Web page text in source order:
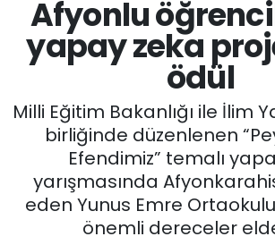
Afyonlu
yapay zeka
ödül
Milli Eğitim Bakanlığı ile İlim
birliğinde düzenlenen
Efendimiz” temalı
yarışmasında
eden Yunus Emre
önemli dereceler
ASAYİŞ
GÜNCEL
SİYASET
EĞİTİM
MAGAZİN
Trafik Durumu
Süper Lig Puan Durumu ve
Tüm Manşetler
Son Dakika Haberleri
Haber Arşivi